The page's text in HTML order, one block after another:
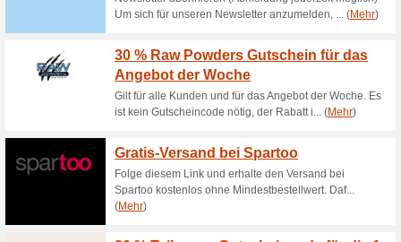
67% funktioniert
Coupon
Jetzt 40% Rabatt auf alles
sichern.